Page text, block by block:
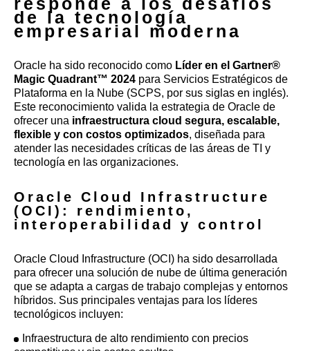
de la tecnología
empresarial moderna
Oracle ha sido reconocido como Líder en el Gartner®
Magic Quadrant™ 2024 para Servicios Estratégicos de
Plataforma en la Nube (SCPS, por sus siglas en inglés).
Este reconocimiento valida la estrategia de Oracle de
ofrecer una infraestructura cloud segura, escalable,
flexible y con costos optimizados, diseñada para
atender las necesidades críticas de las áreas de TI y
tecnología en las organizaciones.
Oracle Cloud Infrastructure
(OCI): rendimiento,
interoperabilidad y control
Oracle Cloud Infrastructure (OCI) ha sido desarrollada
para ofrecer una solución de nube de última generación
que se adapta a cargas de trabajo complejas y entornos
híbridos. Sus principales ventajas para los líderes
tecnológicos incluyen:
Infraestructura de alto rendimiento con precios